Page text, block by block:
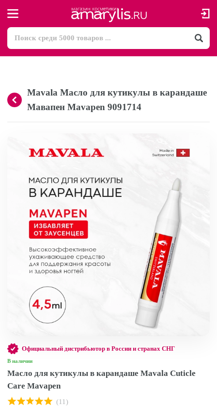
Mavala Масло для кутикулы в карандаше
Мавапен Mavapen 9091714
Официальный дистрибьютор в России и странах СНГ
В наличии
Масло для кутикулы в карандаше Mavala Cuticle
Care Mavapen
(11)